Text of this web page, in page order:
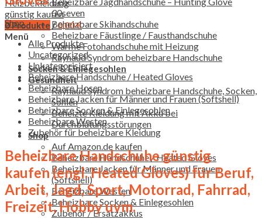
0Produkte / 0,00€
Menü
30seven
Beheizbare Skihandschuhe
Beheizbare Fäustlinge / Fausthandschuhe
Warme Fotohandschuhe mit Heizung
Raynaud Syndrom beheizbare Handschuhe
Socken & Einlegesohlen
Gesundheit
Raynaud Syndrom beheizbare Handschuhe, Socken,
Sohlen
Beheizte Kleidung mit Akku bei
Durchblutungsstörungen
Shop
Auf Amazon.de kaufen
Beheizbare Handschuhe / Heated Gloves
Beheizbare Jacken für Männer und Frauen
(Softshell)
Beheizbare Westen
Beheizbare Socken & Einlegesohlen
Zubehör / Ersatzakkus
Shop
Alle Produkte
Uncategorized
Unkategorisiert
Beheizbare Handschuhe / Heated Gloves
Beheizbare Hosen
Beheizbare Jacken für Männer und Frauen (Softshell)
Beheizbare Socken & Einlegesohlen
Beheizbare Westen
Zubehör für beheizbare Kleidung
Beheizbare Handschuhe günstig
kaufen (engl. Heated Gloves) für Beruf,
Arbeit, Jagd, Sport, Motorrad, Fahrrad,
Freizeit, Hobby uvm.